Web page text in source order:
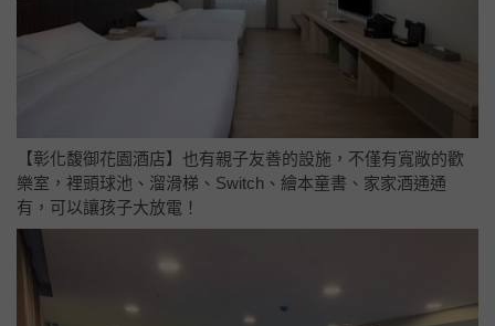
【彰化馥御花園酒店】也有親子友善的設施，不僅有寬敞的歡
樂室，裡頭球池、溜滑梯、Switch、繪本童書、家家酒通通
有，可以讓孩子大放電！